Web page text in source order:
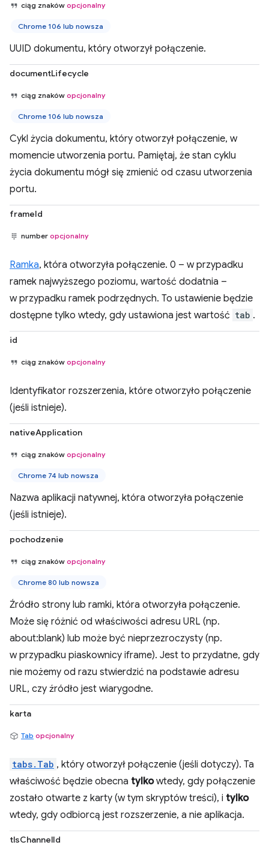
ciąg znaków opcjonalny
Chrome 106 lub nowsza
UUID dokumentu, który otworzył połączenie.
documentLifecycle
ciąg znaków opcjonalny
Chrome 106 lub nowsza
Cykl życia dokumentu, który otworzył połączenie, w
momencie utworzenia portu. Pamiętaj, że stan cyklu
życia dokumentu mógł się zmienić od czasu utworzenia
portu.
frameId
number opcjonalny
Ramka, która otworzyła połączenie. 0 – w przypadku
ramek najwyższego poziomu, wartość dodatnia –
w przypadku ramek podrzędnych. To ustawienie będzie
dostępne tylko wtedy, gdy ustawiona jest wartość tab .
id
ciąg znaków opcjonalny
Identyfikator rozszerzenia, które otworzyło połączenie
(jeśli istnieje).
nativeApplication
ciąg znaków opcjonalny
Chrome 74 lub nowsza
Nazwa aplikacji natywnej, która otworzyła połączenie
(jeśli istnieje).
pochodzenie
ciąg znaków opcjonalny
Chrome 80 lub nowsza
Źródło strony lub ramki, która otworzyła połączenie.
Może się różnić od właściwości adresu URL (np.
about:blank) lub może być nieprzezroczysty (np.
w przypadku piaskownicy iframe). Jest to przydatne, gdy
nie możemy od razu stwierdzić na podstawie adresu
URL, czy źródło jest wiarygodne.
karta
Tab opcjonalny
tabs.Tab , który otworzył połączenie (jeśli dotyczy). Ta
właściwość będzie obecna tylkowtedy, gdy połączenie
zostało otwarte z karty (w tym skryptów treści), i tylko
wtedy, gdy odbiorcą jest rozszerzenie, a nie aplikacja.
tlsChannelId